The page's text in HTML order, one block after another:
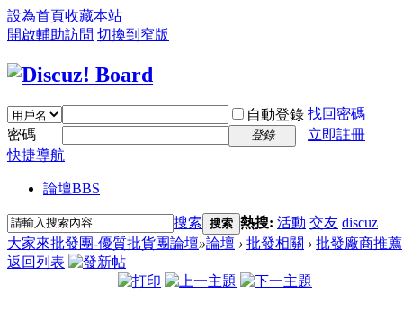
設為首頁收藏本站
開啟輔助訪問 切換到窄版
自動登錄 找回密碼
密碼
登錄
立即註冊
快捷導航
論壇BBS
搜索 搜索 熱搜: 活動 交友 discuz
大家來批發團-優質批貨團論壇»論壇 › 批發相關 › 批發廠商推薦
返回列表